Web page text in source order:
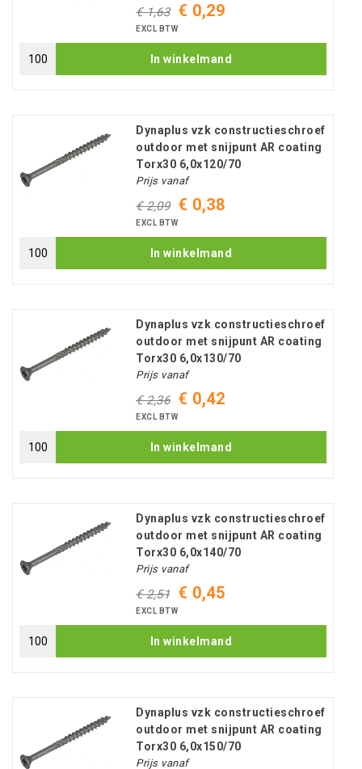
€ 1,63 € 0,29
EXCL BTW
In winkelmand
Dynaplus vzk constructieschroef
outdoor met snijpunt AR coating
Torx30 6,0x120/70
Prijs vanaf
€ 2,09 € 0,38
EXCL BTW
In winkelmand
Dynaplus vzk constructieschroef
outdoor met snijpunt AR coating
Torx30 6,0x130/70
Prijs vanaf
€ 2,36 € 0,42
EXCL BTW
In winkelmand
Dynaplus vzk constructieschroef
outdoor met snijpunt AR coating
Torx30 6,0x140/70
Prijs vanaf
€ 2,51 € 0,45
EXCL BTW
In winkelmand
Dynaplus vzk constructieschroef
outdoor met snijpunt AR coating
Torx30 6,0x150/70
Prijs vanaf